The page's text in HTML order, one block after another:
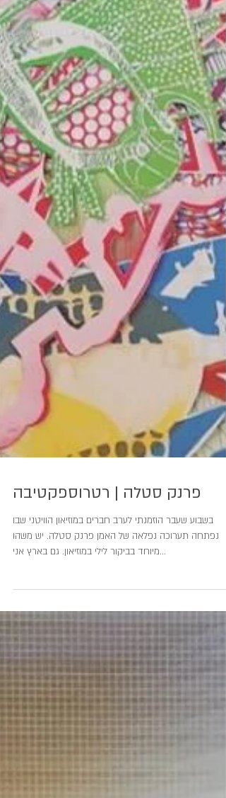
בשבוע שעבר הוזמנתי לערב חברים במוזיאון הוויטני שבו
נפתחה תערוכה נפלאה של האמן פרנק סטלה. יש משהו
מיוחד בביקור לילי במוזיאון. גם בארץ אני...